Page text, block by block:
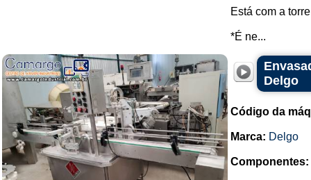
Está com a
*É ne...
Delgo
Código da
Marca: Delgo
Componentes: